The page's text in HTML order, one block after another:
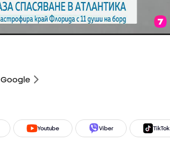
Google
Youtube Viber TikTok